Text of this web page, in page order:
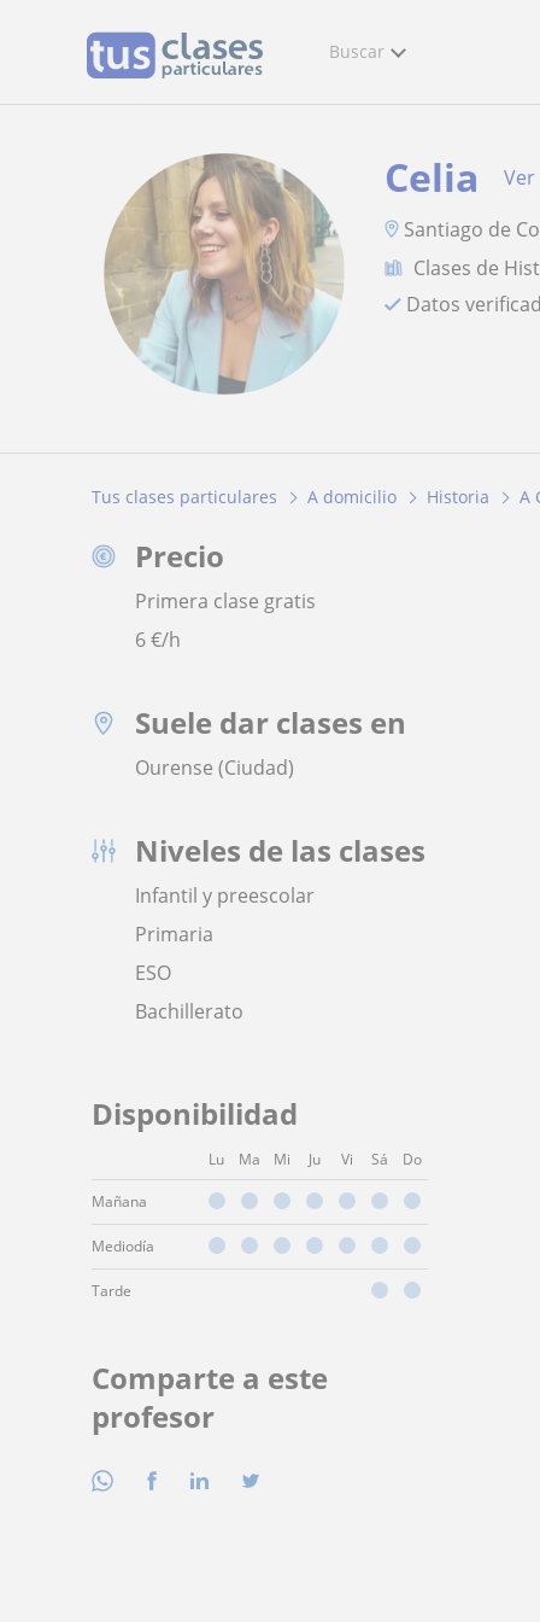
Buscar
Celia
Santiago de
Clases de
Datos
Tus clases particulares A domicilio Historia A
Precio
Primera clase gratis
6€/h
Suele dar clases en
Ourense (Ciudad)
Niveles de las clases
Infantil y preescolar
Primaria
ESO
Bachillerato
Disponibilidad
Lu Ma Mi Ju Vi Sá Do
Mañana
Mediodía
Tarde
Comparte a este
profesor